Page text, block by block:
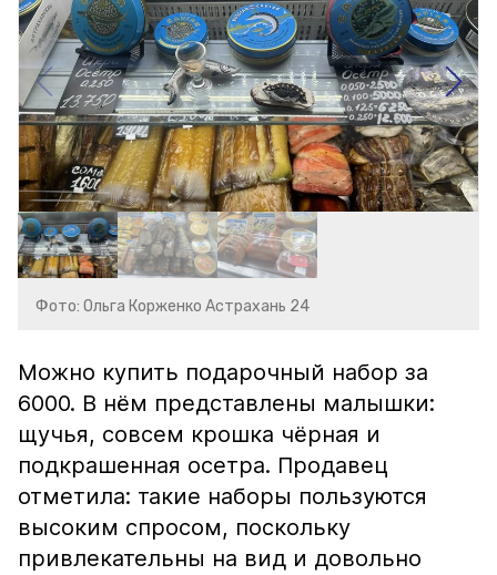
Фото: Ольга Корженко Астрахань 24
Можно купить подарочный набор за
6000. В нём представлены малышки:
щучья, совсем крошка чёрная и
подкрашенная осетра. Продавец
отметила: такие наборы пользуются
высоким спросом, поскольку
привлекательны на вид и довольно